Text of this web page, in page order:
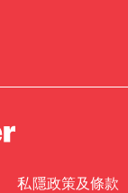
私隱政策及條款